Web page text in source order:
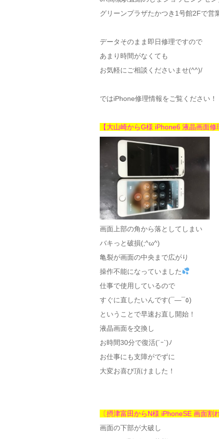
グリーンプラザたかつき1号館2Fで営
データそのまま即日修理ですので
あまり時間がなくても
お気軽にご相談くださいませ(^^)/
ではiPhone修理情報をご覧ください！
【大山崎からG様 iPhone6 液晶画面修
画面上部の角から落としてしまい
バキっと破損(;^ω^)
亀裂が画面の中央まで広がり
操作不能になっていました
仕事で使用しているので
すぐに直したいんです(¯―¯٥)
ということで早速お直し開始！
液晶画面を交換し
お時間30分で復活(´ｰ`)ﾉ
お仕事にも支障がでずに
大変お喜び頂けました！
〔摂津富田からN様 iPhoneSE 画面割
画面の下部が大破し